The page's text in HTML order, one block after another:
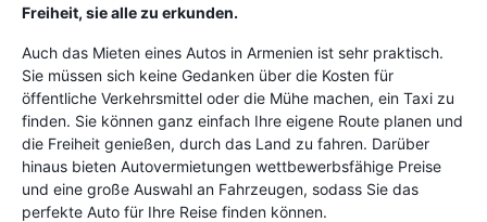
Freiheit, sie alle zu erkunden.
Auch das Mieten eines Autos in Armenien ist sehr praktisch.
Sie müssen sich keine Gedanken über die Kosten für
öffentliche Verkehrsmittel oder die Mühe machen, ein Taxi zu
finden. Sie können ganz einfach Ihre eigene Route planen und
die Freiheit genießen, durch das Land zu fahren. Darüber
hinaus bieten Autovermietungen wettbewerbsfähige Preise
und eine große Auswahl an Fahrzeugen, sodass Sie das
perfekte Auto für Ihre Reise finden können.